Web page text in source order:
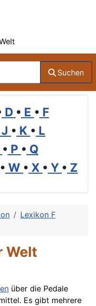
Suchen
D • E • F
J • K • L
• P • Q
• W • X • Y • Z
Lexikon F
Welt
über die Pedale
Es gibt mehrere